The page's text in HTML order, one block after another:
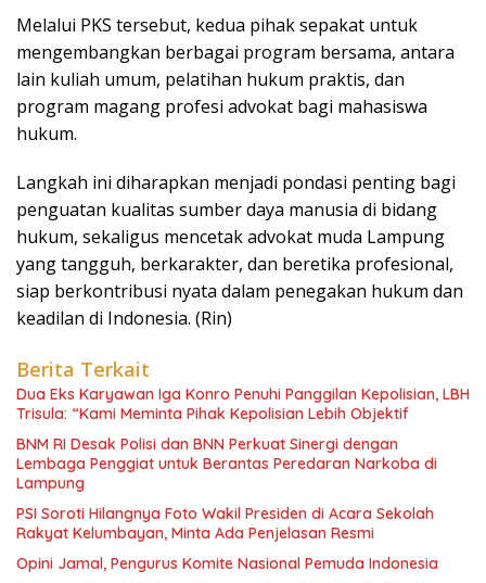
Melalui PKS tersebut, kedua pihak sepakat untuk
mengembangkan berbagai program bersama, antara
lain kuliah umum, pelatihan hukum praktis, dan
program magang profesi advokat bagi mahasiswa
hukum.
Langkah ini diharapkan menjadi pondasi penting bagi
penguatan kualitas sumber daya manusia di bidang
hukum, sekaligus mencetak advokat muda Lampung
yang tangguh, berkarakter, dan beretika profesional,
siap berkontribusi nyata dalam penegakan hukum dan
keadilan di Indonesia. (Rin)
Berita Terkait
Dua Eks Karyawan Iga Konro Penuhi Panggilan Kepolisian, LBH
Trisula: “Kami Meminta Pihak Kepolisian Lebih Objektif
BNM RI Desak Polisi dan BNN Perkuat Sinergi dengan
Lembaga Penggiat untuk Berantas Peredaran Narkoba di
Lampung
PSI Soroti Hilangnya Foto Wakil Presiden di Acara Sekolah
Rakyat Kelumbayan, Minta Ada Penjelasan Resmi
Opini Jamal, Pengurus Komite Nasional Pemuda Indonesia